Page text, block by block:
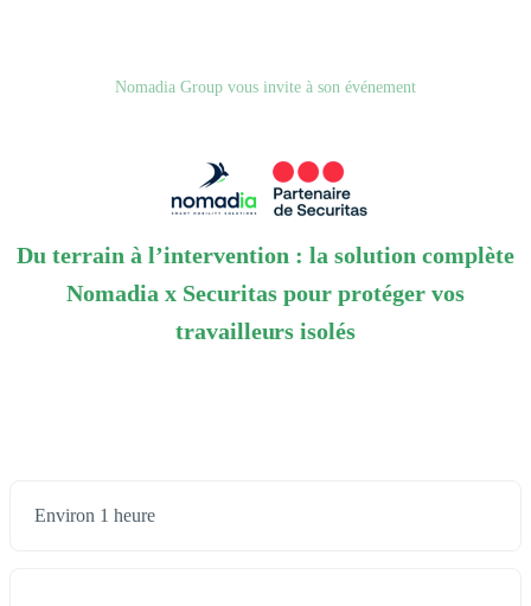
Nomadia Group vous invite à son événement
Du terrain à l’intervention : la solution complète
Nomadia x Securitas pour protéger vos
travailleurs isolés
Environ 1 heure